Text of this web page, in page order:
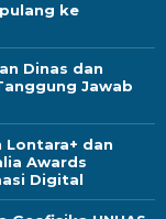
ke
Dinas dan
Jawab
Lontara+ dan
Awards
Digital